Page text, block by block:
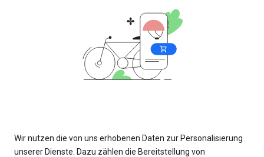
Wir nutzen die von uns erhobenen Daten zur Personalisierung
unserer Dienste. Dazu zählen die Bereitstellung von